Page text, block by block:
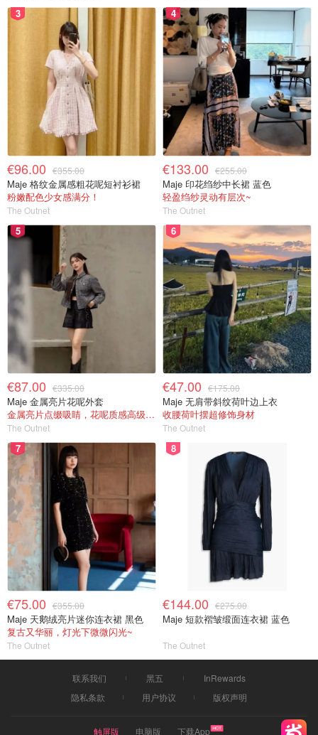
3
€96.00 €355.00
Maje 格纹金属感粗花呢短衬衫裙
粉嫩配色少女感满分！
The Outnet
4
€133.00 €255.00
Maje 印花绉纱中长裙 蓝色
轻盈绉纱灵动有层次~
The Outnet
5
€87.00 €335.00
Maje 金属亮片花呢外套
金属亮片点缀吸睛，花呢质感高级又显贵
The Outnet
6
€47.00 €175.00
Maje 无肩带斜纹荷叶边上衣
收腰荷叶摆超修饰身材
The Outnet
7
€75.00 €355.00
Maje 天鹅绒亮片迷你连衣裙 黑色
复古又华丽，灯光下微微闪光~
The Outnet
8
€144.00 €275.00
Maje 短款褶皱缎面连衣裙 蓝色
The Outnet
联系我们 黑五
InRewards
隐私条款
用户协议 版权声明
触屏版 电脑版 下载App